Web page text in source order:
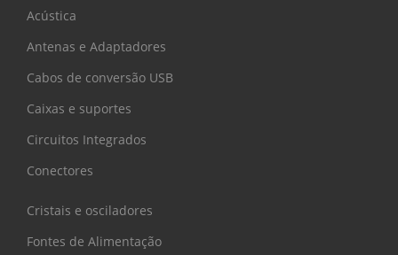
Acústica
Antenas e Adaptadores
Cabos de conversão USB
Caixas e suportes
Circuitos Integrados
Conectores
Cristais e osciladores
Fontes de Alimentação